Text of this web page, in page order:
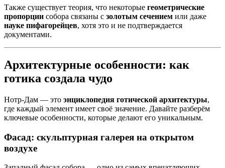
Также существует теория, что некоторые геометрические
пропорции собора связаны с золотым сечением или даже
науке пифагорейцев, хотя это и не подтверждается
документами.
Архитектурные особенности: как
готика создала чудо
Нотр-Дам — это энциклопедия готической архитектуры,
где каждый элемент имеет своё значение. Давайте разберём
ключевые особенности, которые делают его уникальным.
Фасад: скульптурная галерея на открытом
воздухе